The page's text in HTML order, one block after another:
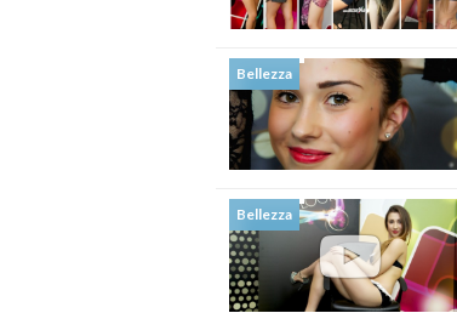
Bellezza
Bellezza